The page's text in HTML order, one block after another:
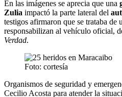
En las imágenes se aprecia que una
Zulia impactó la parte lateral del
testigos afirmaron que se trataba
responsabilizan al vehículo oficial,
Verdad.
Foto: cortesía
Organismos de seguridad y
Cecilio Acosta para atender la